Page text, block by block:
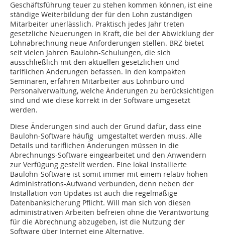
Geschäftsführung teuer zu stehen kommen können, ist eine
ständige Weiterbildung der für den Lohn zuständigen
Mitarbeiter unerlässlich. Praktisch jedes Jahr treten
gesetzliche Neuerungen in Kraft, die bei der Abwicklung der
Lohnabrechnung neue Anforderungen stellen. BRZ bietet
seit vielen Jahren Baulohn-Schulungen, die sich
ausschließlich mit den aktuellen gesetzlichen und
tariflichen Änderungen befassen. In den kompakten
Seminaren, erfahren Mitarbeiter aus Lohnbüro und
Personalverwaltung, welche Änderungen zu berücksichtigen
sind und wie diese korrekt in der Software umgesetzt
werden.
Diese Änderungen sind auch der Grund dafür, dass eine
Baulohn-Software häufig umgestaltet werden muss. Alle
Details und tariflichen Änderungen müssen in die
Abrechnungs-Software eingearbeitet und den Anwendern
zur Verfügung gestellt werden. Eine lokal installierte
Baulohn-Software ist somit immer mit einem relativ hohen
Administrations-Aufwand verbunden, denn neben der
Installation von Updates ist auch die regelmäßige
Datenbanksicherung Pflicht. Will man sich von diesen
administrativen Arbeiten befreien ohne die Verantwortung
für die Abrechnung abzugeben, ist die Nutzung der
Software über Internet eine Alternative.